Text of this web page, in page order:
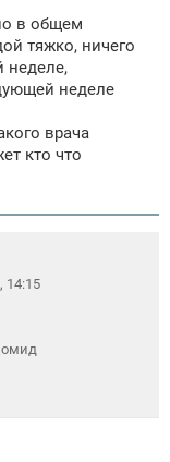
в общем
тяжко, ничего
неделе,
неделе
врача
кто что
14:15